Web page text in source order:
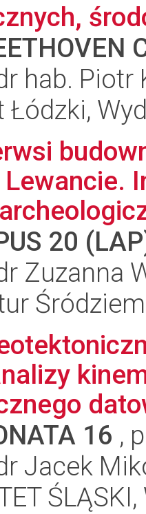
hab. Piotr
Lewancie.
20
Zuzanna
16 ,
Jacek